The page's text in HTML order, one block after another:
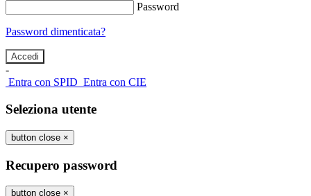
Password
Password dimenticata?
-
Entra con SPID Entra con CIE
Seleziona utente
button close ×
Recupero password
button close ×